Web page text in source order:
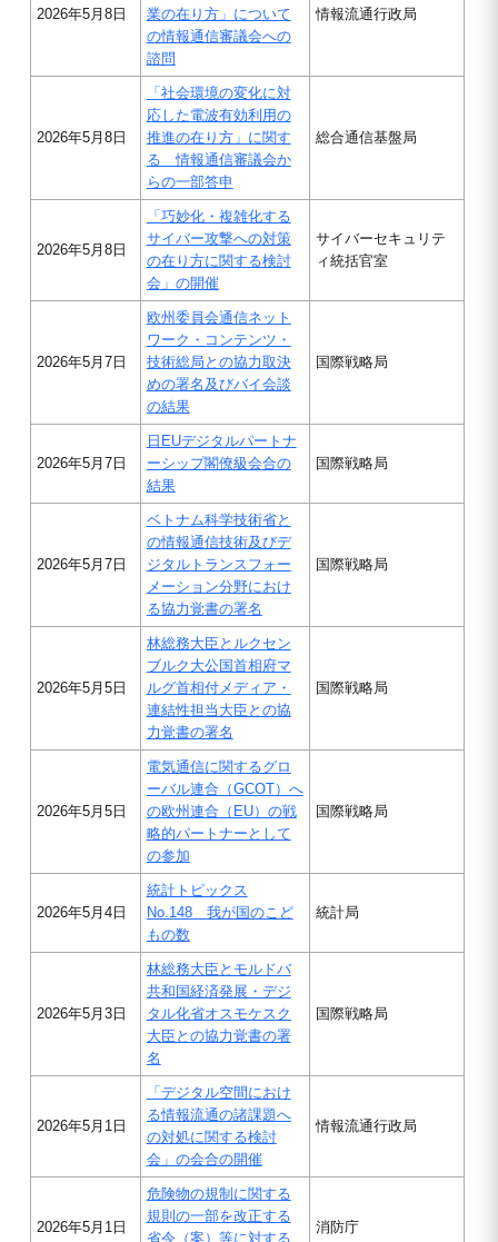
2026年5月8日
業の在り方」について
の情報通信審議会への
諮問
情報流通行政局
2026年5月8日
「社会環境の変化に対
応した電波有効利用の
推進の在り方」に関す
る 情報通信審議会か
らの一部答申
総合通信基盤局
2026年5月8日
「巧妙化・複雑化する
サイバー攻撃への対策
の在り方に関する検討
会」の開催
サイバーセキュリテ
ィ統括官室
2026年5月7日
欧州委員会通信ネット
ワーク・コンテンツ・
技術総局との協力取決
めの署名及びバイ会談
の結果
国際戦略局
2026年5月7日
日EUデジタルパートナ
ーシップ閣僚級会合の
結果
国際戦略局
2026年5月7日
ベトナム科学技術省と
の情報通信技術及びデ
ジタルトランスフォー
メーション分野におけ
る協力覚書の署名
国際戦略局
2026年5月5日
林総務大臣とルクセン
ブルク大公国首相府マ
ルグ首相付メディア・
連結性担当大臣との協
力覚書の署名
国際戦略局
2026年5月5日
電気通信に関するグロ
ーバル連合（GCOT）へ
の欧州連合（EU）の戦
略的パートナーとして
の参加
国際戦略局
2026年5月4日
統計トピックス
No.148 我が国のこど
もの数
統計局
2026年5月3日
林総務大臣とモルドバ
共和国経済発展・デジ
タル化省オスモケスク
大臣との協力覚書の署
名
国際戦略局
2026年5月1日
「デジタル空間におけ
る情報流通の諸課題へ
の対処に関する検討
会」の会合の開催
情報流通行政局
2026年5月1日
危険物の規制に関する
規則の一部を改正する
省令（案）等に対する
消防庁